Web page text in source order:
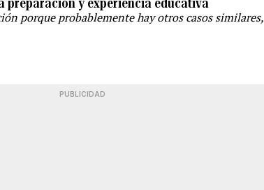
preparación y experiencia educativa
porque probablemente hay otros casos similares,
PUBLICIDAD